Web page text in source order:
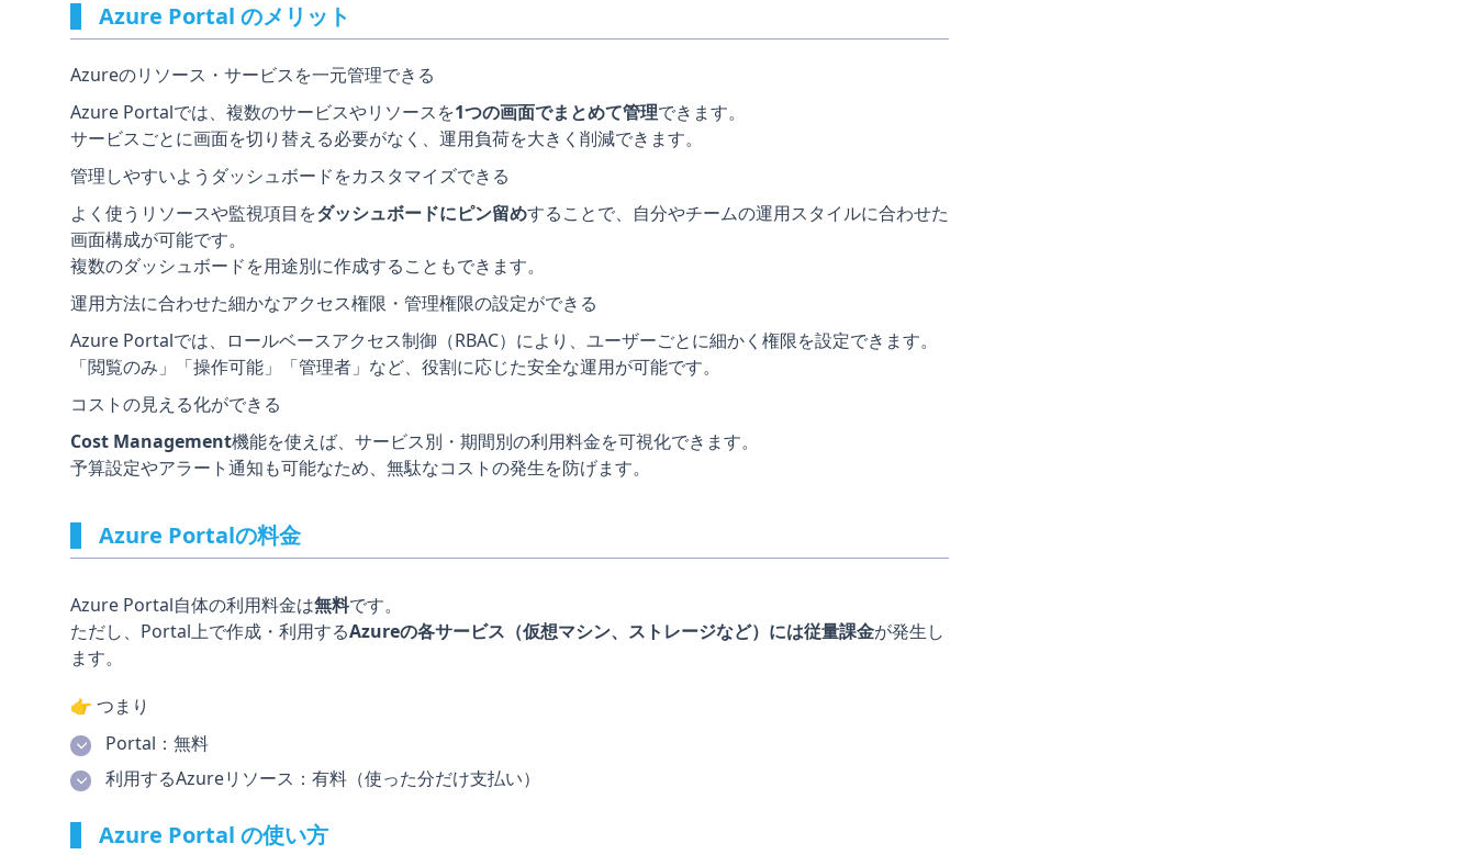
Azure Portal のメリット
Azureのリソース・サービスを一元管理できる
Azure Portalでは、複数のサービスやリソースを1つの画面でまとめて管理できます。
サービスごとに画面を切り替える必要がなく、運用負荷を大きく削減できます。
管理しやすいようダッシュボードをカスタマイズできる
よく使うリソースや監視項目をダッシュボードにピン留めすることで、自分やチームの運用スタイルに合わせた
画面構成が可能です。
複数のダッシュボードを用途別に作成することもできます。
運用方法に合わせた細かなアクセス権限・管理権限の設定ができる
Azure Portalでは、ロールベースアクセス制御（RBAC）により、ユーザーごとに細かく権限を設定できます。
「閲覧のみ」「操作可能」「管理者」など、役割に応じた安全な運用が可能です。
コストの見える化ができる
Cost Management機能を使えば、サービス別・期間別の利用料金を可視化できます。
予算設定やアラート通知も可能なため、無駄なコストの発生を防げます。
Azure Portalの料金
Azure Portal自体の利用料金は無料です。
ただし、Portal上で作成・利用するAzureの各サービス（仮想マシン、ストレージなど）には従量課金が発生し
ます。
👉 つまり
Portal：無料
利用するAzureリソース：有料（使った分だけ支払い）
Azure Portal の使い方